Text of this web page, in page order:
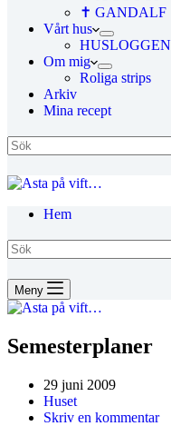
✝ GANDALF
Vårt hus
HUSLOGGEN
Om mig
Roliga strips
Arkiv
Mina recept
Hem
Meny
Semesterplaner
29 juni 2009
Huset
Skriv en kommentar